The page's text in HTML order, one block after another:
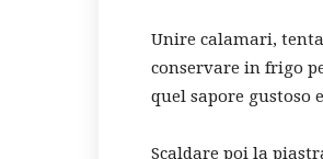
Unire calamari,
conservare in frigo
quel sapore gustoso
Scaldare poi la